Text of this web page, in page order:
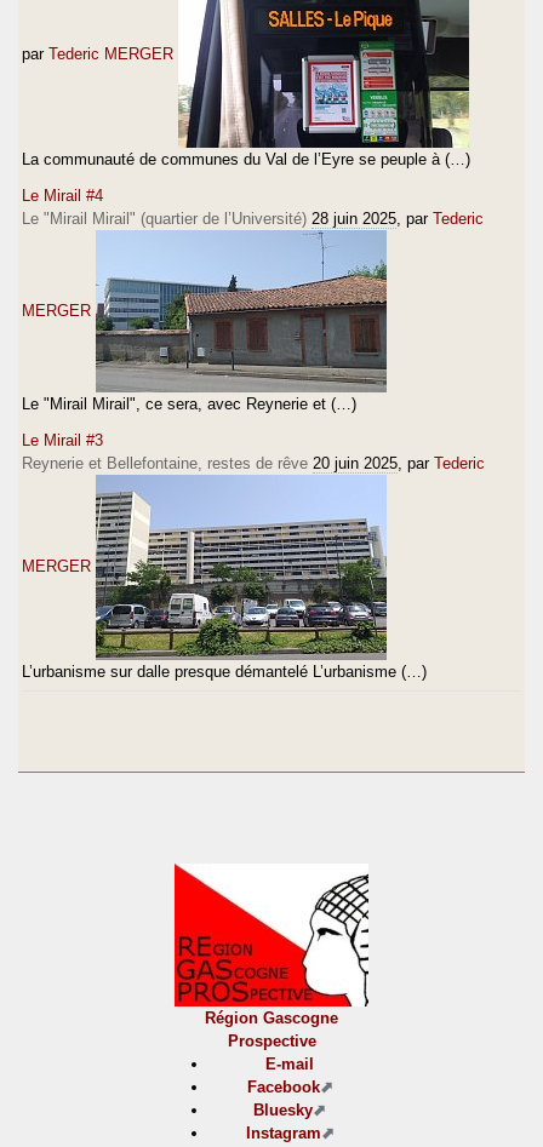
par Tederic MERGER
La communauté de communes du Val de l’Eyre se peuple à (…)
Le Mirail #4
Le "Mirail Mirail" (quartier de l’Université) 28 juin 2025 , par Tederic
MERGER
Le "Mirail Mirail", ce sera, avec Reynerie et (…)
Le Mirail #3
Reynerie et Bellefontaine, restes de rêve 20 juin 2025 , par Tederic
MERGER
L’urbanisme sur dalle presque démantelé L’urbanisme (…)
Région Gascogne
Prospective
E-mail
Facebook
Bluesky
Instagram